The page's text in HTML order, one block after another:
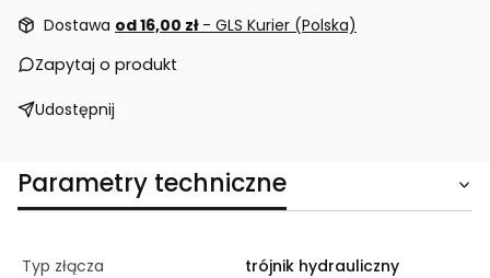
Dostawa od 16,00 zł - GLS Kurier (Polska)
Zapytaj o produkt
Udostępnij
Parametry techniczne
Typ złącza
trójnik hydrauliczny